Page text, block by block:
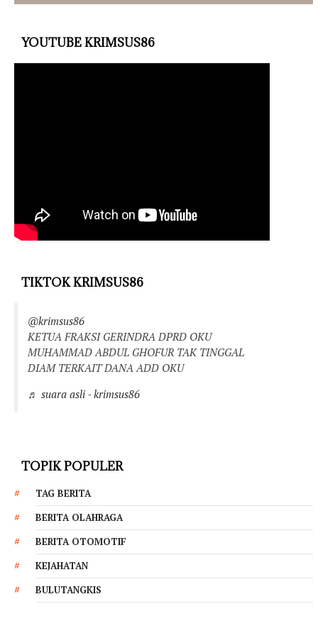
YOUTUBE KRIMSUS86
TIKTOK KRIMSUS86
@krimsus86
KETUA FRAKSI GERINDRA DPRD OKU
MUHAMMAD ABDUL GHOFUR TAK TINGGAL
DIAM TERKAIT DANA ADD OKU
♬ suara asli - krimsus86
TOPIK POPULER
TAG BERITA
BERITA OLAHRAGA
BERITA OTOMOTIF
KEJAHATAN
BULUTANGKIS